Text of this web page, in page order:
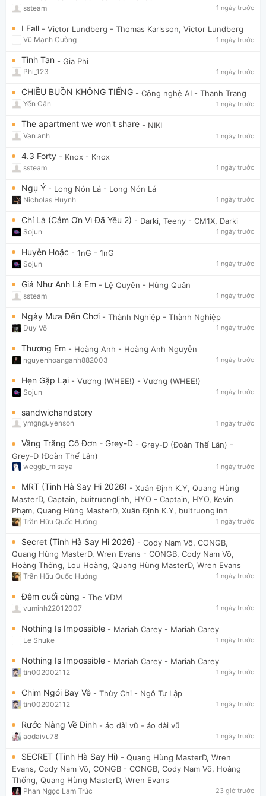
ssteam 1 ngày trước
I Fall - Victor Lundberg - Thomas Karlsson, Victor Lundberg
Vũ Mạnh Cường 1 ngày trước
Tình Tan - Gia Phi
Phi_123 1 ngày trước
CHIỀU BUỒN KHÔNG TIẾNG - Công nghệ AI - Thanh Trang
Yến Cận 1 ngày trước
The apartment we won't share - NIKI
Van anh 1 ngày trước
4.3 Forty - Knox - Knox
ssteam 1 ngày trước
Ngụ Ý - Long Nón Lá - Long Nón Lá
Nicholas Huynh 1 ngày trước
Chỉ Là (Cảm Ơn Vì Đã Yêu 2) - Darki, Teeny - CM1X, Darki
Sojun 1 ngày trước
Huyễn Hoặc - 1nG - 1nG
Sojun 1 ngày trước
Giá Như Anh Là Em - Lệ Quyên - Hùng Quân
ssteam 1 ngày trước
Ngày Mưa Đến Chơi - Thành Nghiệp - Thành Nghiệp
Duy Võ 1 ngày trước
Thương Em - Hoàng Anh - Hoàng Anh Nguyễn
nguyenhoanganh882003 1 ngày trước
Hẹn Gặp Lại - Vương (WHEE!) - Vương (WHEE!)
Sojun 1 ngày trước
sandwichandstory
ymgnguyenson 1 ngày trước
Vầng Trăng Cô Đơn - Grey-D - Grey-D (Đoàn Thế Lân) -
Grey-D (Đoàn Thế Lân)
weggb_misaya 1 ngày trước
MRT (Tinh Hà Say Hi 2026) - Xuân Định K.Y, Quang Hùng
MasterD, Captain, buitruonglinh, HYO - Captain, HYO, Kevin
Phạm, Quang Hùng MasterD, Xuân Định K.Y, buitruonglinh
Trần Hữu Quốc Hướng 1 ngày trước
Secret (Tinh Hà Say Hi 2026) - Cody Nam Võ, CONGB,
Quang Hùng MasterD, Wren Evans - CONGB, Cody Nam Võ,
Hoàng Thống, Lou Hoàng, Quang Hùng MasterD, Wren Evans
Trần Hữu Quốc Hướng 1 ngày trước
Đêm cuối cùng - The VDM
vuminh22012007 1 ngày trước
Nothing Is Impossible - Mariah Carey - Mariah Carey
Le Shuke 1 ngày trước
Nothing Is Impossible - Mariah Carey - Mariah Carey
tin002002112 1 ngày trước
Chim Ngói Bay Về - Thùy Chi - Ngô Tự Lập
tin002002112 1 ngày trước
Rước Nàng Về Dinh - áo dài vũ - áo dài vũ
aodaivu78 1 ngày trước
SECRET (Tinh Hà Say Hi) - Quang Hùng MasterD, Wren
Evans, Cody Nam Võ, CONGB - CONGB, Cody Nam Võ, Hoàng
Thống, Quang Hùng MasterD, Wren Evans
Phan Ngọc Lam Trúc 23 giờ trước